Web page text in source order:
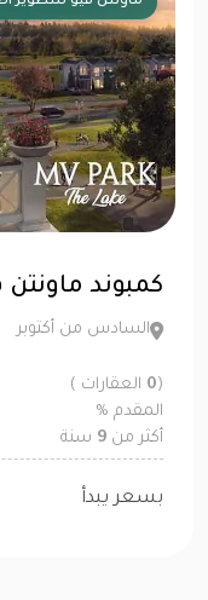
كمبوند ماونتن فيو
السادس من أكتوبر
(
0 العقارات )
المقدم %
أكثر من 9 سنة
بسعر يبدأ